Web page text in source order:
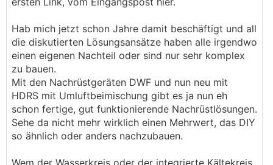
Hab mich jetzt schon Jahre damit beschäftigt und all
die diskutierten Lösungsansätze haben alle irgendwo
einen eigenen Nachteil oder sind nur sehr komplex
zu bauen.
Mit den Nachrüstgeräten DWF und nun neu mit
HDRS mit Umluftbeimischung gibt es ja nun eh
schon fertige, gut funktionierende Nachrüstlösungen.
Sehe da nicht mehr wirklich einen Mehrwert, das DIY
so ähnlich oder anders nachzubauen.
Wem der Wasserkreis oder der integrierte Kältekreis